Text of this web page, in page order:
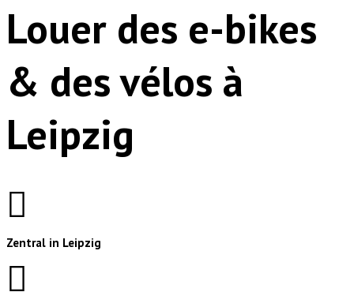
Louer des e-bikes
& des vélos à
Leipzig
Zentral in Leipzig